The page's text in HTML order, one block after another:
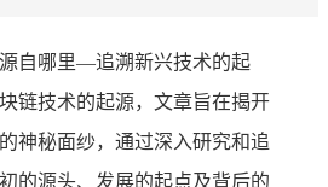
源自哪里—追溯新兴技术的起
链技术的起源，文章旨在揭开
神秘面纱，通过深入研究和追
的源头、发展的起点及背后的